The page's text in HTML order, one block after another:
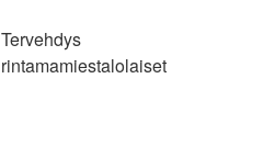
Tervehdys
rintamamiestalolaiset